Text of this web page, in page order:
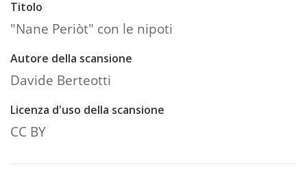
Titolo
"Nane Periòt" con le nipoti
Autore della scansione
Davide Berteotti
Licenza d'uso della scansione
CC BY